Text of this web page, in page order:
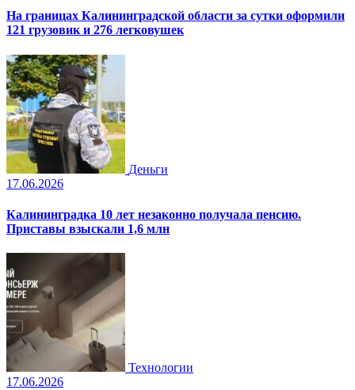
На границах Калининградской области за сутки оформили
121 грузовик и 276 легковушек
Деньги
17.06.2026
Калининградка 10 лет незаконно получала пенсию.
Приставы взыскали 1,6 млн
Технологии
17.06.2026